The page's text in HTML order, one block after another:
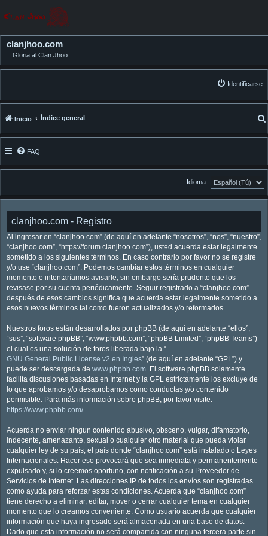
clanjhoo.com
Gloria al Clan Jhoo
Identificarse
Inicio Índice general
FAQ
Idioma:
clanjhoo.com - Registro
Al ingresar en “clanjhoo.com” (de aquí en adelante “nosotros”, “nos”, “nuestro”,
“clanjhoo.com”, “https://forum.clanjhoo.com”), usted acuerda estar legalmente
sometido a los siguientes términos. En caso contrario por favor no se registre
y/o use “clanjhoo.com”. Podemos cambiar estos términos en cualquier
momento e intentaríamos avisarle, sin embargo sería prudente que los
revisase por su cuenta periódicamente. Seguir registrado a “clanjhoo.com”
después de esos cambios significa que acuerda estar legalmente sometido a
esos nuevos términos tal como fueron actualizados y/o reformados.
Nuestros foros están desarrollados por phpBB (de aquí en adelante “ellos”,
“sus”, “software phpBB”, “www.phpbb.com”, “phpBB Limited”, “phpBB Teams”)
el cual es una solución de foros liberada bajo la “
GNU General Public License v2 en Ingles” (de aquí en adelante “GPL”) y
puede ser descargada de www.phpbb.com. El software phpBB solamente
facilita discusiones basadas en Internet y la GPL estrictamente los excluye de
lo que aprobamos y/o desaprobamos como conductas y/o contenido
permisible. Para más información sobre phpBB, por favor visite:
https://www.phpbb.com/.
Acuerda no enviar ningun contenido abusivo, obsceno, vulgar, difamatorio,
indecente, amenazante, sexual o cualquier otro material que pueda violar
cualquier ley de su país, el país donde “clanjhoo.com” está instalado o Leyes
Internacionales. Hacer eso provocará que sea inmediata y permanentemente
expulsado y, si lo creemos oportuno, con notificación a su Proveedor de
Servicios de Internet. Las direcciones IP de todos los envíos son registradas
como ayuda para reforzar estas condiciones. Acuerda que “clanjhoo.com”
tiene derecho a eliminar, editar, mover o cerrar cualquier tema en cualquier
momento que lo creamos conveniente. Como usuario acuerda que cualquier
información que haya ingresado será almacenada en una base de datos.
Dado que esta información no será compartida con ninguna tercera parte sin